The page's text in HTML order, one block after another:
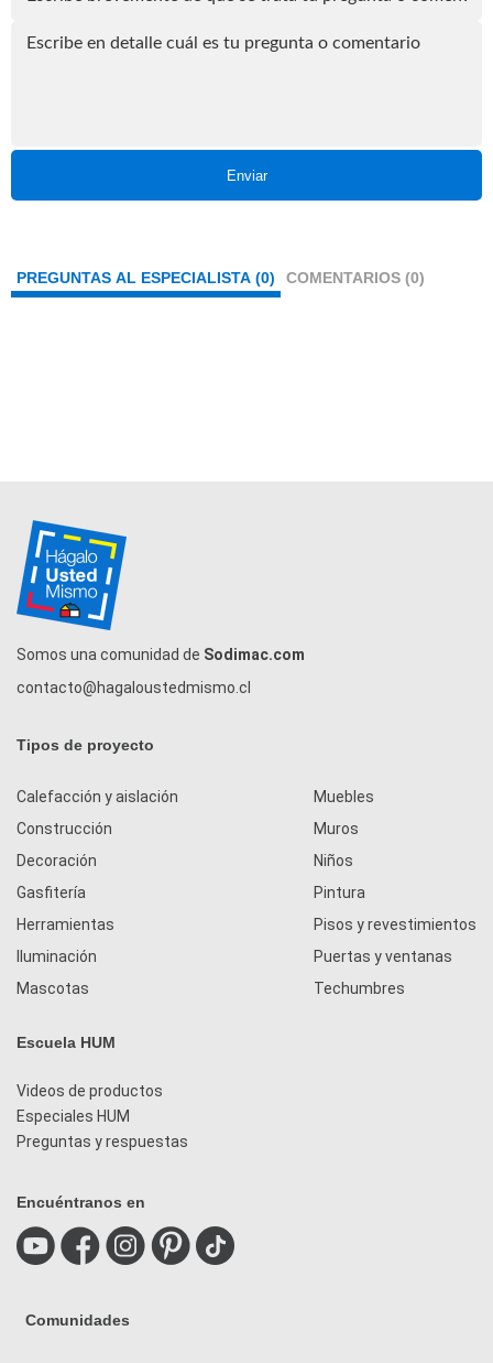
Enviar
PREGUNTAS AL ESPECIALISTA (0) COMENTARIOS (0)
Somos una comunidad de Sodimac.com
contacto@hagaloustedmismo.cl
Tipos de proyecto
Calefacción y aislación
Construcción
Decoración
Gasfitería
Herramientas
Iluminación
Mascotas
Muebles
Muros
Niños
Pintura
Pisos y revestimientos
Puertas y ventanas
Techumbres
Escuela HUM
Videos de productos
Especiales HUM
Preguntas y respuestas
Encuéntranos en
Comunidades